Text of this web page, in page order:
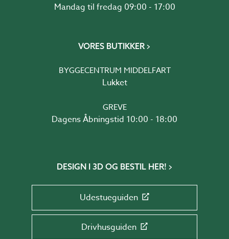
Mandag til fredag 09:00 - 17:00
VORES BUTIKKER
BYGGECENTRUM MIDDELFART
Lukket
GREVE
Dagens Åbningstid 10:00 - 18:00
DESIGN I 3D OG BESTIL HER!
Udestueguiden
Drivhusguiden